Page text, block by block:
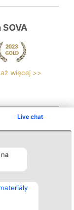
Live chat
więcej >>